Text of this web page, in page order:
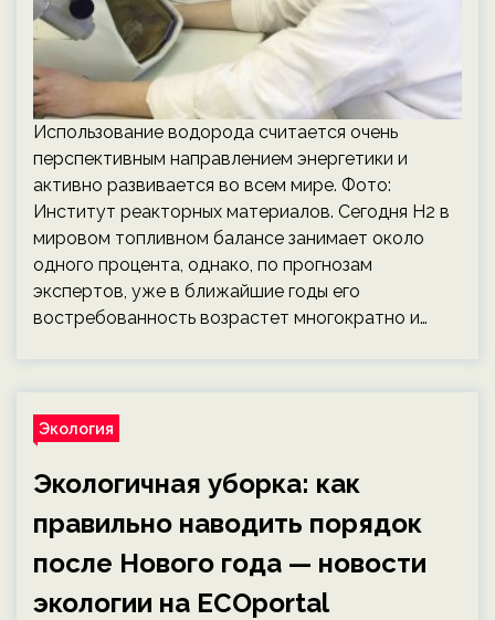
Использование водорода считается очень
перспективным направлением энергетики и
активно развивается во всем мире. Фото:
Институт реакторных материалов. Сегодня Н2 в
мировом топливном балансе занимает около
одного процента, однако, по прогнозам
экспертов, уже в ближайшие годы его
востребованность возрастет многократно и…
Экология
Экологичная уборка: как
правильно наводить порядок
после Нового года — новости
экологии на ECOportal